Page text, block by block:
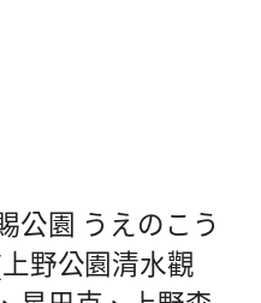
公園 うえのこう
野公園清水觀